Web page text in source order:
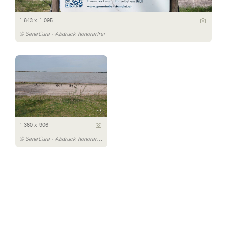
1 643 x 1 095
© SeneCura - Abdruck honorarfrei
1 360 x 906
© SeneCura - Abdruck honorarfrei